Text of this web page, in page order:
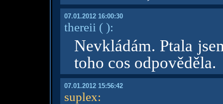
07.01.2012 16:00:30
thereii ( ):
Nevkládám. Ptala
toho cos odpověděla.
07.01.2012 15:56:42
suplex: